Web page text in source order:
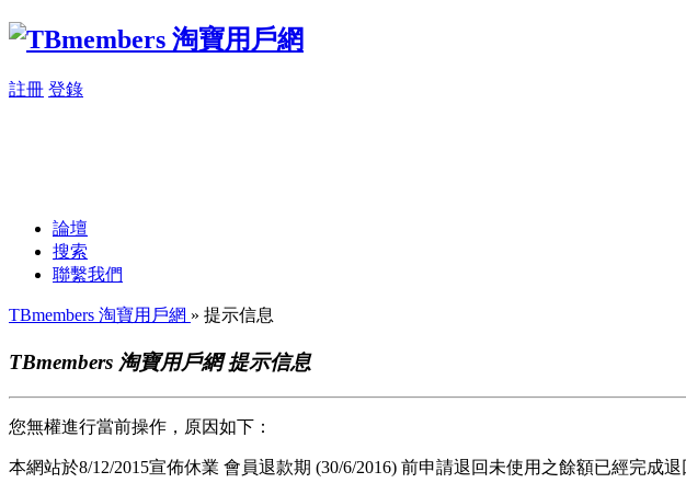
註冊 登錄
論壇
搜索
聯繫我們
TBmembers 淘寶用戶網 » 提示信息
TBmembers 淘寶用戶網 提示信息
您無權進行當前操作，原因如下：
本網站於8/12/2015宣佈休業 會員退款期 (30/6/2016) 前申請退回未使用之餘額已經完成